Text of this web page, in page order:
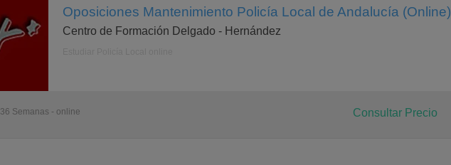
Oposiciones Mantenimiento Policía Local de Andalucía (Online)
Centro de Formación Delgado - Hernández
Semanas - online Consultar Precio